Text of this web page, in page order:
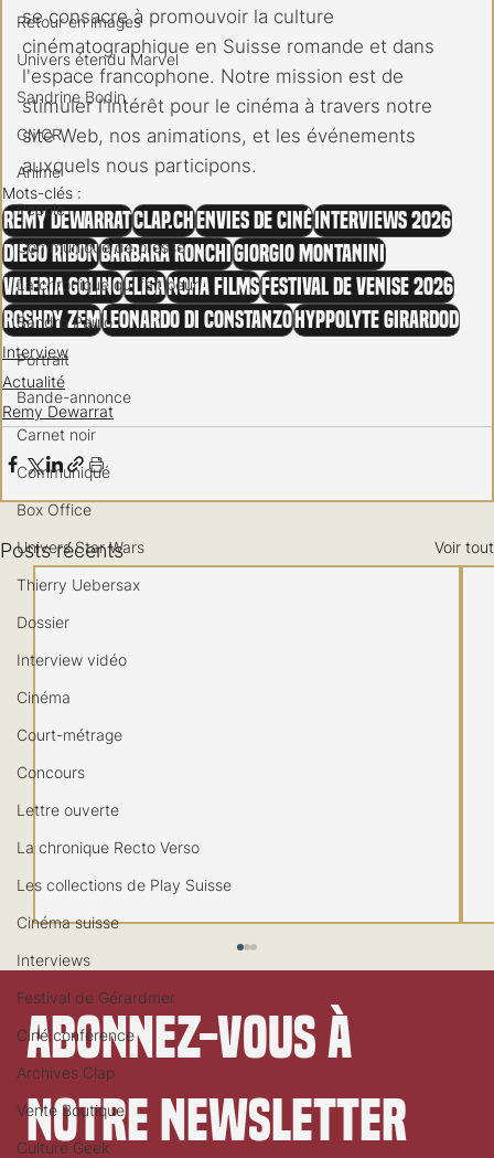
Retour en images
Univers étendu Marvel
Sandrine Bodin
CMCR
Anime
People
Communiqué de presse
La chronique qui fait peur
Sandro Paulo
Portrait
Bande-annonce
Carnet noir
Communiqué
Box Office
Univers Star Wars
Thierry Uebersax
Dossier
Interview vidéo
Cinéma
Court-métrage
Concours
Lettre ouverte
La chronique Recto Verso
Les collections de Play Suisse
Cinéma suisse
Interviews
Festival de Gérardmer
Ciné conférence
Archives Clap
Vente Boutique
Culture Geek
se consacre à promouvoir la culture
cinématographique en Suisse romande et dans
l'espace francophone. Notre mission est de
stimuler l'intérêt pour le cinéma à travers notre
site Web, nos animations, et les événements
auxquels nous participons.
Mots-clés :
Remy Dewarratclap.ch Envies de ciné Interviews 2026
Diego RibonBarbara RonchiGiorgio Montanini
Valeria GolinoElisaNoha Films Festival de Venise 2026
Roshdy ZemLeonardo Di ConstanzoHyppolyte Girardod
Interview
Actualité
Remy Dewarrat
Posts récents Voir tout
Abonnez-vous à
notre newsletter